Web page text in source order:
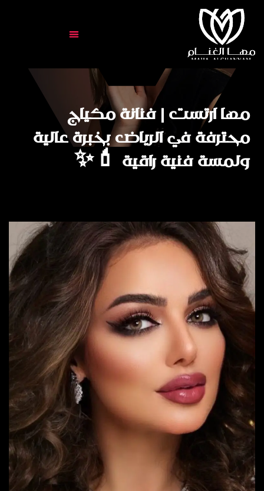
مها ارتست | فنانة مكياج
محترفة في الرياض بخبرة عالية
ولمسة فنية راقية 💄✨